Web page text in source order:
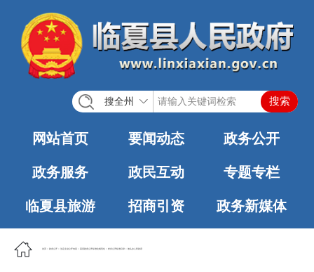
搜全州
网站首页 要闻动态 政务公开
政务服务 政民互动 专题专栏
临夏县旅游 招商引资 政务新媒体
首页 政务公开 法定主动公开内容 基层政务公开标准化规范化 村务公开标准目录 坡头乡人民政府